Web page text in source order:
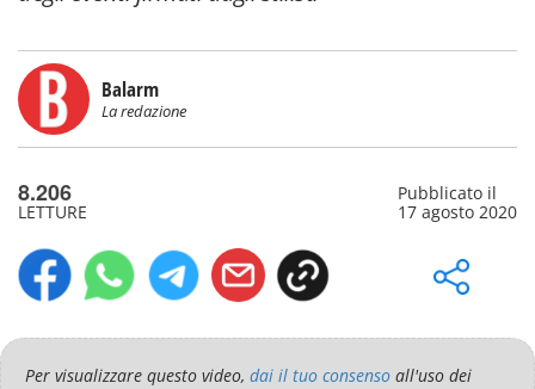
Balarm
La redazione
8.206
LETTURE
Pubblicato il
17 agosto 2020
Per visualizzare questo video, dai il tuo consenso all'uso dei